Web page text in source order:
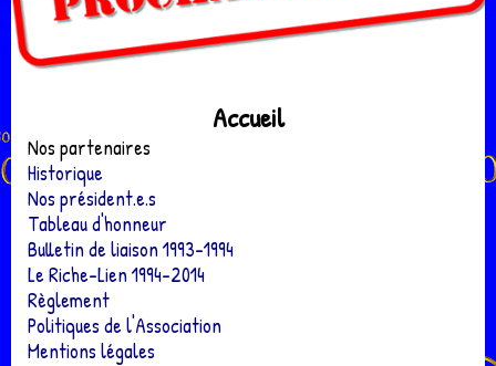
Accueil
Nos partenaires
Historique
Nos président.e.s
Tableau d'honneur
Bulletin de liaison 1993-1994
Le Riche-Lien 1994-2014
Règlement
Politiques de l'Association
Mentions légales